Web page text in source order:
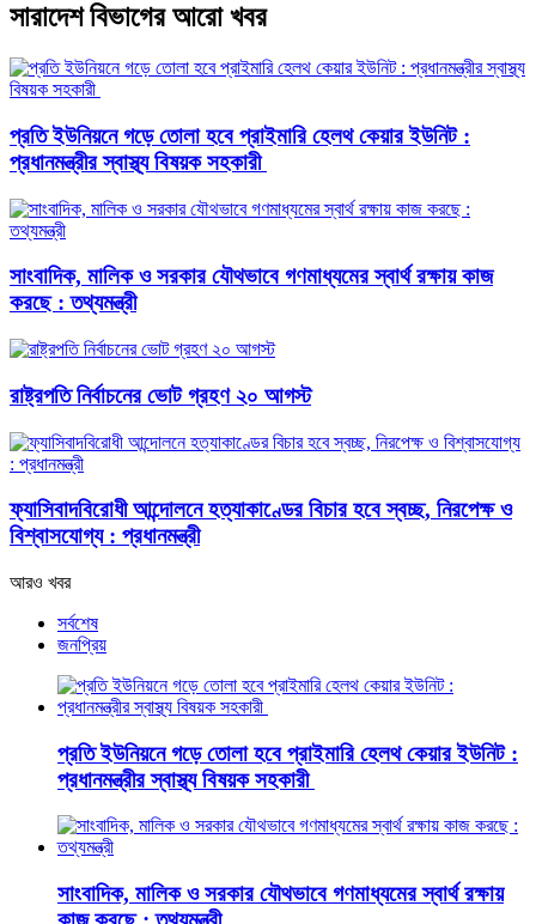
সারাদেশ বিভাগের আরো খবর
প্রতি ইউনিয়নে গড়ে তোলা হবে প্রাইমারি হেলথ কেয়ার ইউনিট :
প্রধানমন্ত্রীর স্বাস্থ্য বিষয়ক সহকারী
সাংবাদিক, মালিক ও সরকার যৌথভাবে গণমাধ্যমের স্বার্থ রক্ষায় কাজ
করছে : তথ্যমন্ত্রী
রাষ্ট্রপতি নির্বাচনের ভোট গ্রহণ ২০ আগস্ট
ফ্যাসিবাদবিরোধী আন্দোলনে হত্যাকাণ্ডের বিচার হবে স্বচ্ছ, নিরপেক্ষ ও
বিশ্বাসযোগ্য : প্রধানমন্ত্রী
আরও খবর
সর্বশেষ
জনপ্রিয়
প্রতি ইউনিয়নে গড়ে তোলা হবে প্রাইমারি হেলথ কেয়ার ইউনিট :
প্রধানমন্ত্রীর স্বাস্থ্য বিষয়ক সহকারী
সাংবাদিক, মালিক ও সরকার যৌথভাবে গণমাধ্যমের স্বার্থ রক্ষায়